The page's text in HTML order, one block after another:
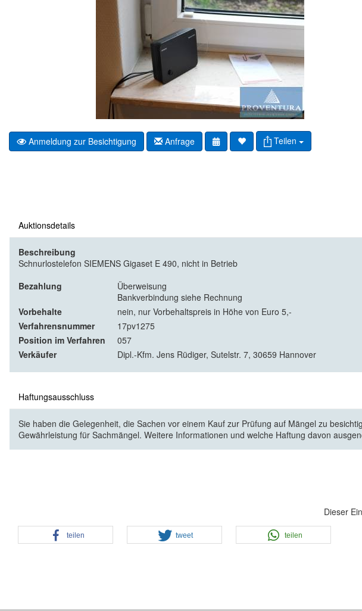
Anmeldung zur Besichtigung Anfrage Teilen
Auktionsdetails
Beschreibung
Schnurlostelefon SIEMENS Gigaset E 490, nicht in Betrieb
Bezahlung
Überweisung
Bankverbindung siehe Rechnung
Vorbehalte
nein, nur Vorbehaltspreis in Höhe von Euro 5,-
Verfahrensnummer
17pv1275
Position im Verfahren
057
Verkäufer
Dipl.-Kfm. Jens Rüdiger, Sutelstr. 7, 30659 Hannover
Haftungsausschluss
Sie haben die Gelegenheit, die Sachen vor einem Kauf zur Prüfung auf Mängel zu
Gewährleistung für Sachmängel. Weitere Informationen und welche Haftung davon
Dieser
teilen tweet teilen